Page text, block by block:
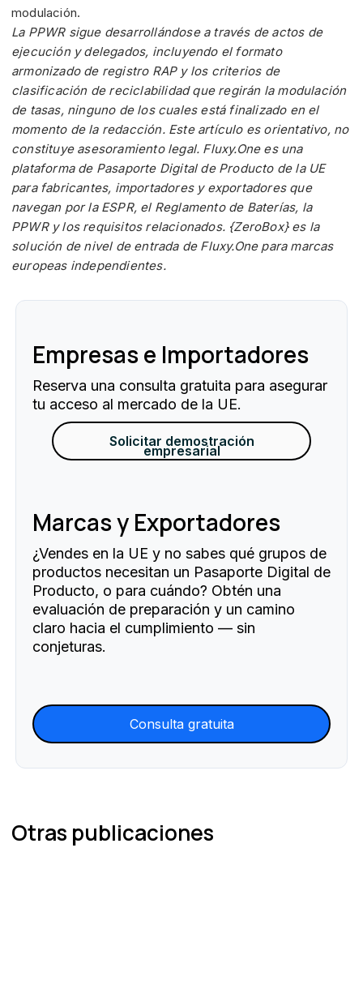
modulación.
La PPWR sigue desarrollándose a través de actos de
ejecución y delegados, incluyendo el formato
armonizado de registro RAP y los criterios de
clasificación de reciclabilidad que regirán la modulación
de tasas, ninguno de los cuales está finalizado en el
momento de la redacción. Este artículo es orientativo, no
constituye asesoramiento legal. Fluxy.One es una
plataforma de Pasaporte Digital de Producto de la UE
para fabricantes, importadores y exportadores que
navegan por la ESPR, el Reglamento de Baterías, la
PPWR y los requisitos relacionados. {ZeroBox} es la
solución de nivel de entrada de Fluxy.One para marcas
europeas independientes.
Empresas e Importadores
Reserva una consulta gratuita para asegurar
tu acceso al mercado de la UE.
Solicitar demostración
empresarial
Marcas y Exportadores
¿Vendes en la UE y no sabes qué grupos de
productos necesitan un Pasaporte Digital de
Producto, o para cuándo? Obtén una
evaluación de preparación y un camino
claro hacia el cumplimiento — sin
conjeturas.
Consulta gratuita
Otras publicaciones